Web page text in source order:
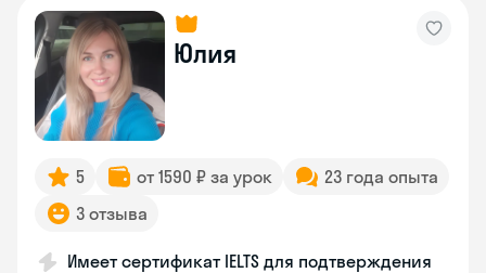
Юлия
5 от 1590 ₽ за урок
23 года опыта
3 отзыва
Имеет сертификат IELTS для подтверждения